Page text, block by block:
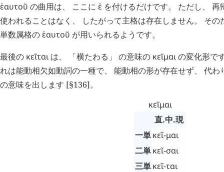
ἑαυτοῦ の曲用は、 ここに ἑ を付けるだけです。 ただし、
使われることはなく、 したがって主格は存在しません。 そ
単数属格のἑαυτοῦ が用いられるようです。
最後の κεῖται は、 「横たわる」 の意味の κεῖμαιの変化形で
れは能動相欠如動詞の一種で、 能動相の形が存在せず、 代
の意味を出します [§136]。
κεῖμαι
直.中.現
一単κεῖ-μαι
二単κεῖ-σαι
三単κεῖ-ται